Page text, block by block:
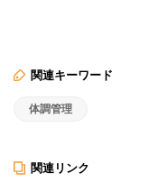
関連キーワード
体調管理
関連リンク